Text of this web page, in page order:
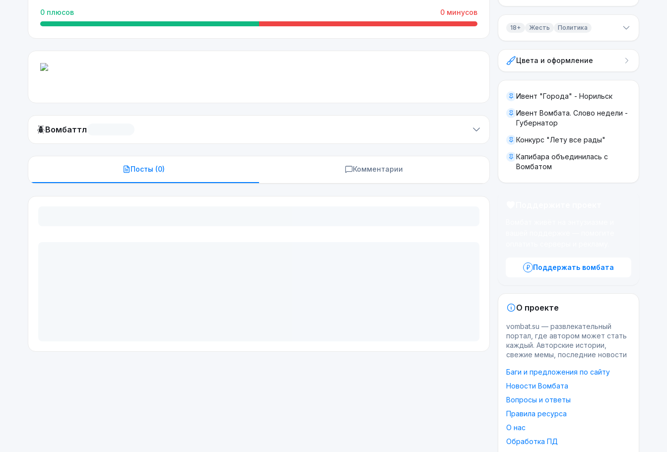
0 плюсов 0 минусов
🪲Вомбаттл
Посты (0) Комментарии
18+ Жесть Политика
ЖестьЦвета и оформление
Ивент "Города" - Норильск
Ивент Вомбата. Слово недели -
Губернатор
Конкурс "Лету все рады"
Капибара объединилась с
Вомбатом
Поддержать вомбата
О проекте
vombat.su — развлекательный
портал, где автором может стать
каждый. Авторские истории,
свежие мемы, последние новости
Баги и предложения по сайту
Новости Вомбата
Вопросы и ответы
Правила ресурса
О нас
Обработка ПД